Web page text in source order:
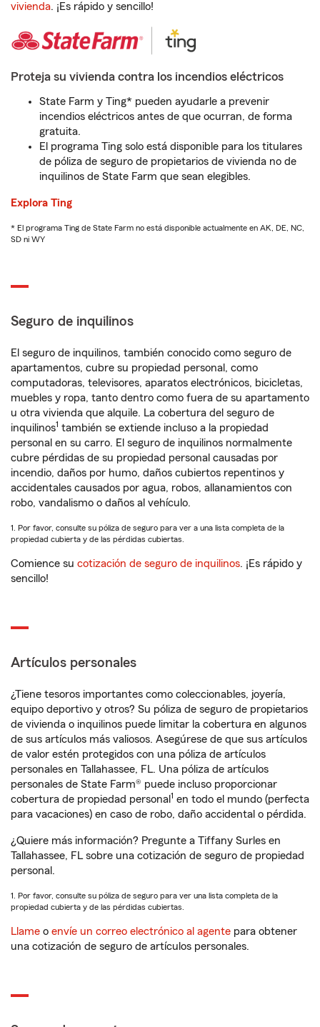
vivienda. ¡Es rápido y sencillo!
Proteja su vivienda contra los incendios eléctricos
State Farm y Ting* pueden ayudarle a prevenir
incendios eléctricos antes de que ocurran, de forma
gratuita.
El programa Ting solo está disponible para los titulares
de póliza de seguro de propietarios de vivienda no de
inquilinos de State Farm que sean elegibles.
Explora Ting
* El programa Ting de State Farm no está disponible actualmente en AK, DE, NC,
SD ni WY
Seguro de inquilinos
El seguro de inquilinos, también conocido como seguro de
apartamentos, cubre su propiedad personal, como
computadoras, televisores, aparatos electrónicos, bicicletas,
muebles y ropa, tanto dentro como fuera de su apartamento
u otra vivienda que alquile. La cobertura del seguro de
inquilinos1 también se extiende incluso a la propiedad
personal en su carro. El seguro de inquilinos normalmente
cubre pérdidas de su propiedad personal causadas por
incendio, daños por humo, daños cubiertos repentinos y
accidentales causados por agua, robos, allanamientos con
robo, vandalismo o daños al vehículo.
1. Por favor, consulte su póliza de seguro para ver a una lista completa de la
propiedad cubierta y de las pérdidas cubiertas.
Comience su cotización de seguro de inquilinos. ¡Es rápido y
sencillo!
Artículos personales
¿Tiene tesoros importantes como coleccionables, joyería,
equipo deportivo y otros? Su póliza de seguro de propietarios
de vivienda o inquilinos puede limitar la cobertura en algunos
de sus artículos más valiosos. Asegúrese de que sus artículos
de valor estén protegidos con una póliza de artículos
personales en Tallahassee, FL. Una póliza de artículos
personales de State Farm® puede incluso proporcionar
cobertura de propiedad personal 1 en todo el mundo (perfecta
para vacaciones) en caso de robo, daño accidental o pérdida.
¿Quiere más información? Pregunte a Tiffany Surles en
Tallahassee, FL sobre una cotización de seguro de propiedad
personal.
1. Por favor, consulte su póliza de seguro para ver una lista completa de la
propiedad cubierta y de las pérdidas cubiertas.
Llame o envíe un correo electrónico al agente para obtener
una cotización de seguro de artículos personales.